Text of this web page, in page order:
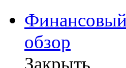
Финансовый
обзор